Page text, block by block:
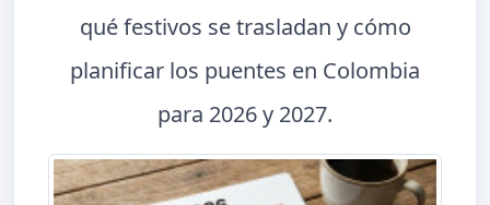
qué festivos se trasladan y cómo
planificar los puentes en Colombia
para 2026 y 2027.